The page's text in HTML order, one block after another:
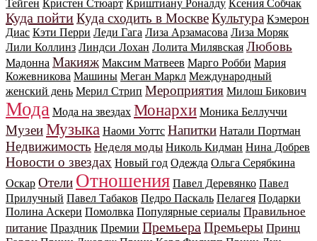
Тейген Кристен Стюарт Криштиану Роналду Ксения Собчак
Куда пойтиКуда сходить в МосквеКультура Кэмерон
Диас Кэти Перри Леди Гага Лиза Арзамасова Лиза Моряк
Лили Коллинз Линдси Лохан Лолита Милявская Любовь
Мадонна Макияж Максим Матвеев Марго Робби Мария
Кожевникова Машины Меган Маркл Международный
женский день Мерил Стрип Мероприятия Милош Бикович
Мода Мода на звездах Монархи Моника Беллуччи
МузеиМузыка Наоми Уоттс Напитки Натали Портман
Недвижимость Неделя моды Николь Кидман Нина Добрев
Новости о звездах Новый год Одежда Ольга Серябкина
Оскар Отели Отношения Павел Деревянко Павел
Прилучный Павел Табаков Педро Паскаль Пелагея Подарки
Полина Аскери Помолвка Популярные сериалы Правильное
питание Праздник Премии Премьера Премьеры Принц